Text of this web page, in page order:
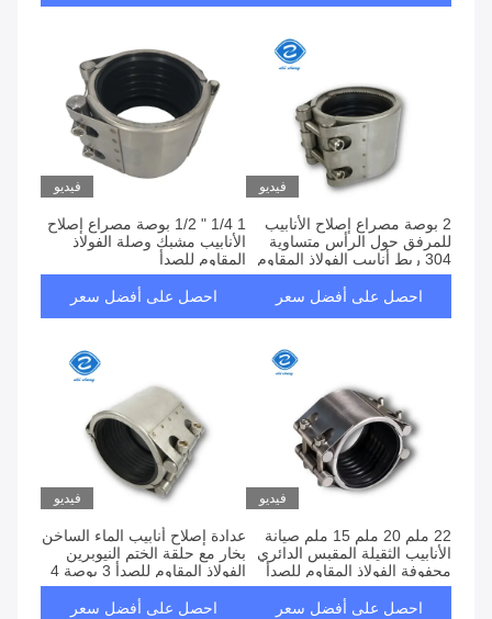
فيديو
2 بوصة مصراع إصلاح الأنابيب
للمرفق حول الرأس متساوية
304 ربط أنابيب الفولاذ المقاوم
للصدأ
احصل على أفضل سعر
فيديو
1 1/4 " 1/2 بوصة مصراع إصلاح
الأنابيب مشبك وصلة الفولاذ
المقاوم للصدأ
احصل على أفضل سعر
فيديو
22 ملم 20 ملم 15 ملم صيانة
الأنابيب الثقيلة المقبس الدائري
محفوفة الفولاذ المقاوم للصدأ
صيانة المسامير
احصل على أفضل سعر
فيديو
عدادة إصلاح أنابيب الماء الساخن
بخار مع حلقة الختم النيوبرين
الفولاذ المقاوم للصدأ 3 بوصة 4
بوصة 6 بوصة
احصل على أفضل سعر